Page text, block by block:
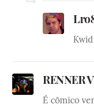
RENNER
É cômico